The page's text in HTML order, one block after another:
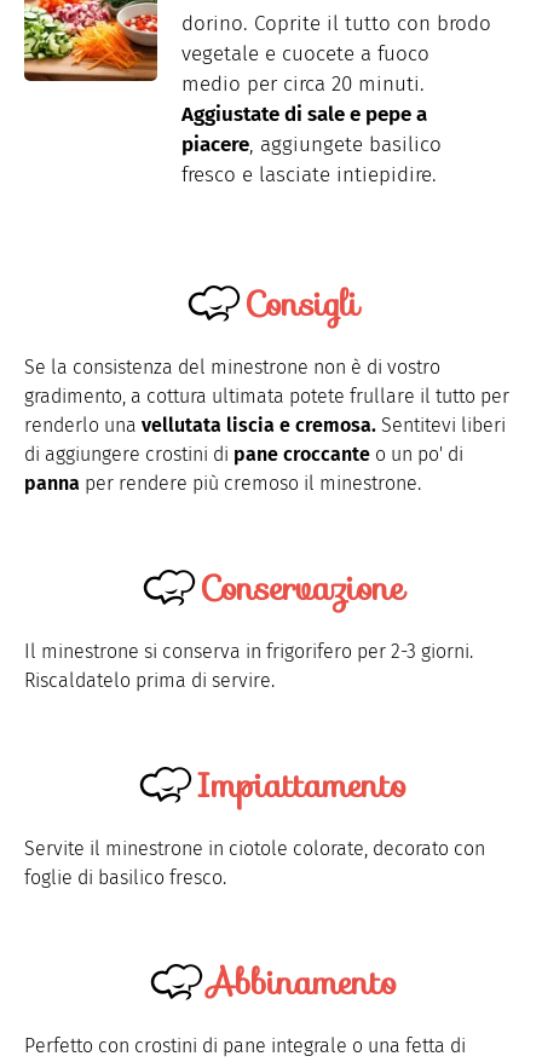
dorino. Coprite il tutto con brodo
vegetale e cuocete a fuoco
medio per circa 20 minuti.
Aggiustate di sale e pepe a
piacere, aggiungete basilico
fresco e lasciate intiepidire.
Consigli
Se la consistenza del minestrone non è di vostro
gradimento, a cottura ultimata potete frullare il tutto per
renderlo una vellutata liscia e cremosa. Sentitevi liberi
di aggiungere crostini di pane croccante o un po' di
panna per rendere più cremoso il minestrone.
Conservazione
Il minestrone si conserva in frigorifero per 2-3 giorni.
Riscaldatelo prima di servire.
Impiattamento
Servite il minestrone in ciotole colorate, decorato con
foglie di basilico fresco.
Abbinamento
Perfetto con crostini di pane integrale o una fetta di